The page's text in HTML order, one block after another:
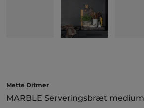
Mette Ditmer
MARBLE Serveringsbræt medium